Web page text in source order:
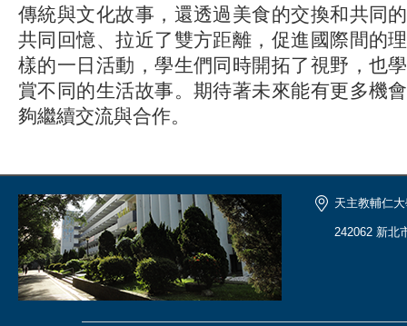
傳統與文化故事，還透過美食的交換和共同
共同回憶、拉近了雙方距離，促進國際間的
樣的一日活動，學生們同時開拓了視野，也
賞不同的生活故事。期待著未來能有更多機
夠繼續交流與合作。
天主教輔仁
242062 新北